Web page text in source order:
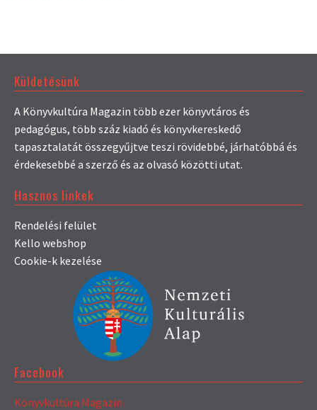
Küldetésünk
A Könyvkultúra Magazin több ezer könyvtáros és
pedagógus, több száz kiadó és könyvkereskedő
tapasztalatát összegyűjtve teszi rövidebbé, járhatóbbá és
érdekesebbé a szerző és az olvasó közötti utat.
Hasznos linkek
Rendelési felület
Kello webshop
Cookie-k kezelése
Facebook
Könyvkultúra Magazin